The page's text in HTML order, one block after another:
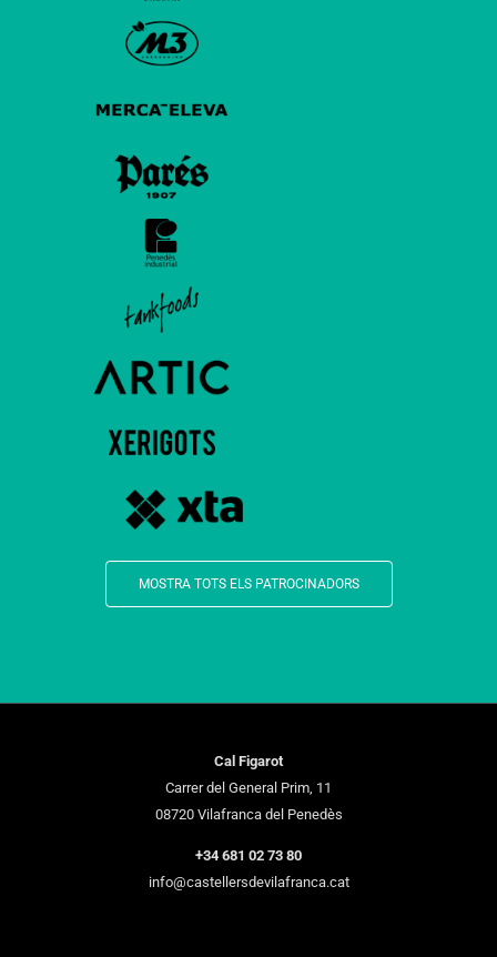
MOSTRA TOTS ELS PATROCINADORS
Cal Figarot
Carrer del General Prim, 11
08720 Vilafranca del Penedès
+34 681 02 73 80
info@castellersdevilafranca.cat